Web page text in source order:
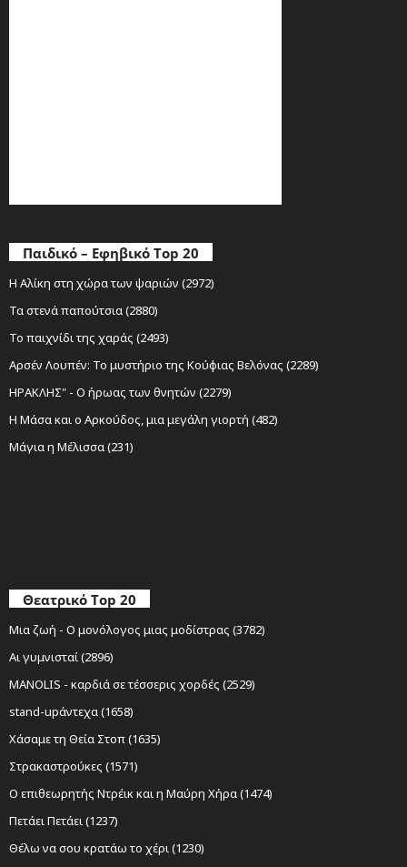
Παιδικό – Εφηβικό Top 20
Η Αλίκη στη χώρα των ψαριών (2972)
Τα στενά παπούτσια (2880)
Το παιχνίδι της χαράς (2493)
Αρσέν Λουπέν: Το μυστήριο της Κούφιας Βελόνας (2289)
ΗΡΑΚΛΗΣ" - Ο ήρωας των θνητών (2279)
Η Μάσα και ο Αρκούδος, μια μεγάλη γιορτή (482)
Μάγια η Μέλισσα (231)
Θεατρικό Top 20
Μια ζωή - Ο μονόλογος μιας μοδίστρας (3782)
Αι γυμνισταί (2896)
MANOLIS - καρδιά σε τέσσερις χορδές (2529)
stand-upάντεχα (1658)
Χάσαμε τη Θεία Στοπ (1635)
Στρακαστρούκες (1571)
Ο επιθεωρητής Ντρέικ και η Μαύρη Χήρα (1474)
Πετάει Πετάει (1237)
Θέλω να σου κρατάω το χέρι (1230)